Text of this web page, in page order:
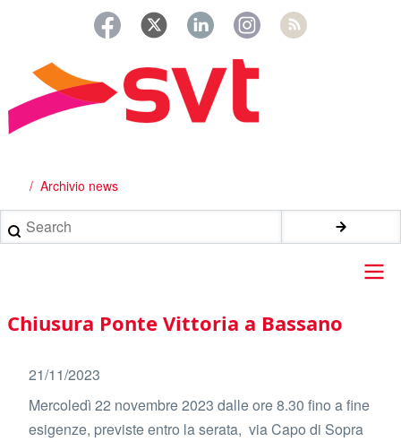
principale
Briciole
di
pane
Archivio news
Search
Main
navigation
Chiusura Ponte Vittoria a Bassano
21/11/2023
Mercoledì 22 novembre 2023 dalle ore 8.30 fino a fine
esigenze, previste entro la serata, via Capo di Sopra